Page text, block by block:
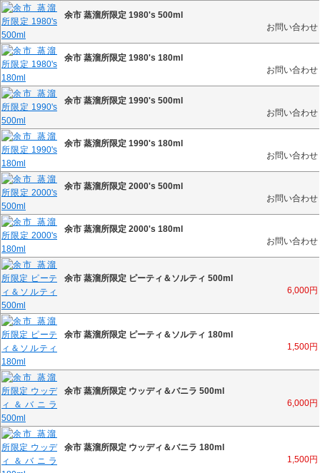
余市 蒸溜所限定 1980's 500ml
お問い合わせ
余市 蒸溜所限定 1980's 180ml
お問い合わせ
余市 蒸溜所限定 1990's 500ml
お問い合わせ
余市 蒸溜所限定 1990's 180ml
お問い合わせ
余市 蒸溜所限定 2000's 500ml
お問い合わせ
余市 蒸溜所限定 2000's 180ml
お問い合わせ
余市 蒸溜所限定 ピーティ＆ソルティ 500ml
6,000円
余市 蒸溜所限定 ピーティ＆ソルティ 180ml
1,500円
余市 蒸溜所限定 ウッディ＆バニラ 500ml
6,000円
余市 蒸溜所限定 ウッディ＆バニラ 180ml
1,500円